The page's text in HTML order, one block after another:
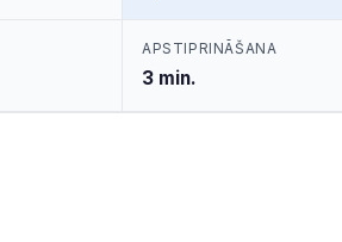
APSTIPRINĀŠANA
3 min.